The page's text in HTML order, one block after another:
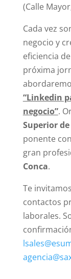
(Calle
Cada vez
negocio y
eficiencia
próxima
“Linkedin
negocio”.
Superior
ponente
gran
Conca.
Te
contactos
laborales.